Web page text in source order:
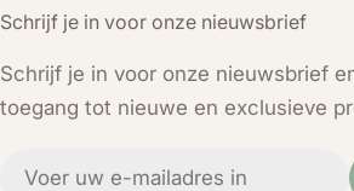
Schrijf je in voor onze nieuwsbrief
Schrijf je in voor onze nieuwsbrief
toegang tot nieuwe en exclusieve